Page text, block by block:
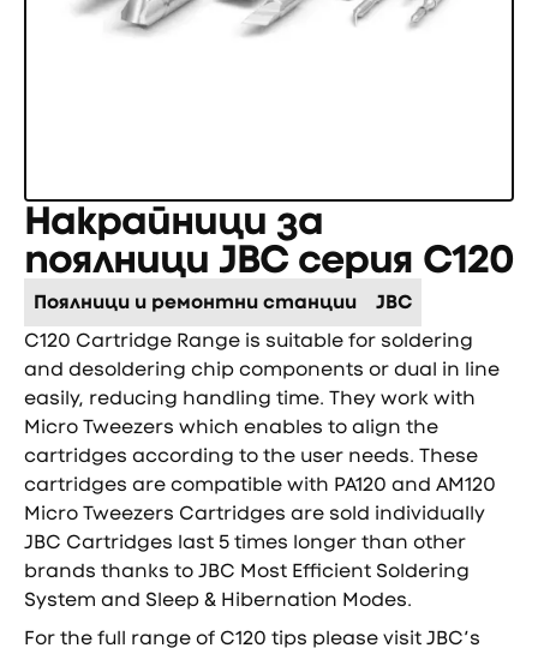
Накрайници за
поялници JBC серия C120
Поялници и ремонтни станции
JBC
C120 Cartridge Range is suitable for soldering
and desoldering chip components or dual in line
easily, reducing handling time. They work with
Micro Tweezers which enables to align the
cartridges according to the user needs. These
cartridges are compatible with PA120 and AM120
Micro Tweezers Cartridges are sold individually
JBC Cartridges last 5 times longer than other
brands thanks to JBC Most Efficient Soldering
System and Sleep & Hibernation Modes.
For the full range of C120 tips please visit JBC’s